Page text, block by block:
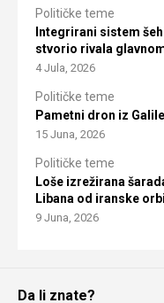
Političke teme
Integrirani sistem
stvorio rivala
4 Jula, 2026
Političke teme
Pametni dron iz
15 Juna, 2026
Političke teme
Loše izrežirana
Libana od iranske
9 Juna, 2026
Da li znate?